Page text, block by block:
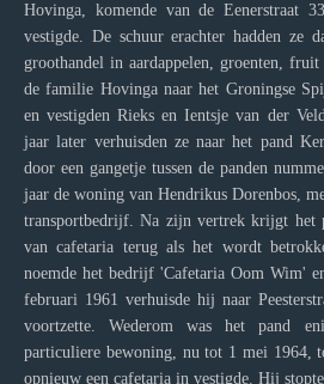
Hovinga, komende van de Eenerstraat
vestigde. De schuur erachter hadden ze
groothandel in aardappelen, groenten,
de familie Hovinga naar het Groningse
en vestigden Rieks en Ientsje van der
jaar later verhuisden ze naar het pand
door een gangetje tussen de panden
jaar de woning van Hendrikus Dorenbos,
transportbedrijf. Na zijn vertrek krijgt het
van cafetaria terug als het wordt
noemde het bedrijf 'Cafetaria Oom Wim'
februari 1961 verhuisde hij naar
voortzette. Wederom was het pand
particuliere bewoning, nu tot 1 mei 1964,
opnieuw een cafetaria in vestigde. Hij